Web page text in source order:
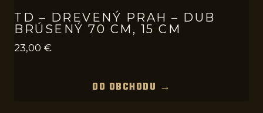
TD – DREVENÝ PRAH – DUB
BRÚSENÝ 70 CM, 15 CM
23,00 €
DO OBCHODU →